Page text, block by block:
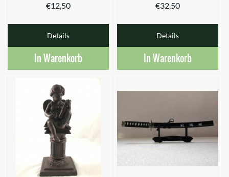
€12,50
Details
In Warenkorb
€32,50
Details
In Warenkorb